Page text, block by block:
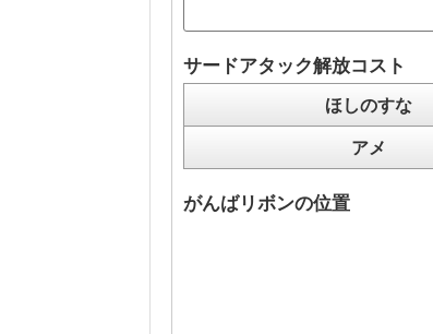
サードアタック解放コスト
ほしのすな
アメ
がんばリボンの位置